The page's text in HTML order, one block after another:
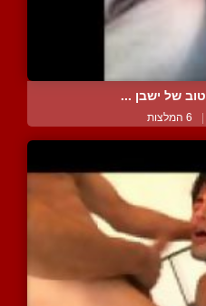
של ישבן ...
| 6 המלצות